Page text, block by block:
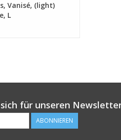
Vanisé, (light)
L
für unseren
ABONNIEREN